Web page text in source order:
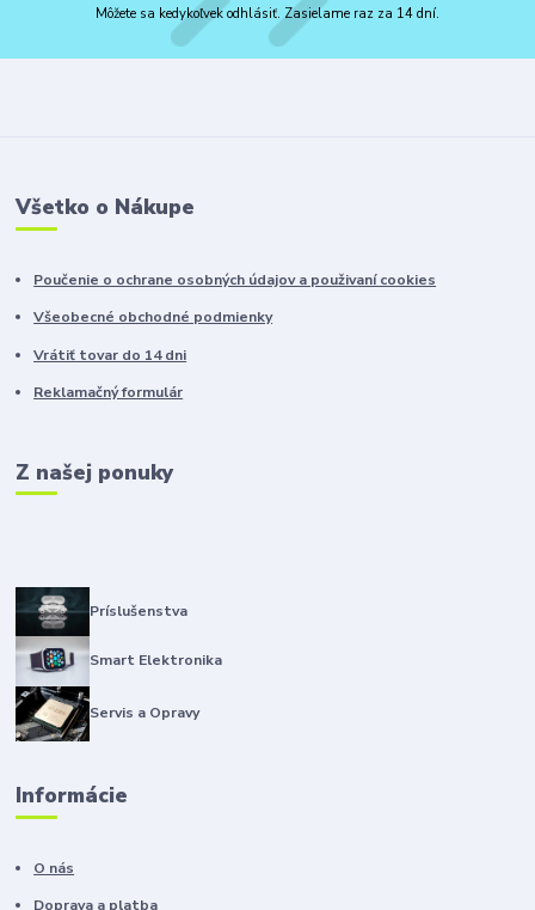
Môžete sa kedykoľvek odhlásiť. Zasielame raz za 14 dní.
Všetko o Nákupe
Poučenie o ochrane osobných údajov a použivaní cookies
Všeobecné obchodné podmienky
Vrátiť tovar do 14 dni
Reklamačný formulár
Z našej ponuky
Príslušenstva
Smart Elektronika
Servis a Opravy
Informácie
O nás
Doprava a platba